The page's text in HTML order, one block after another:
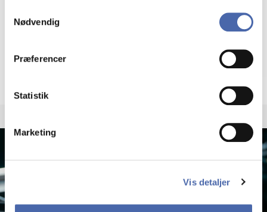
markedsføring. Du bestemmer selv - og kan altid trække
Nødvendig
Præferencer
Statistik
Marketing
Vis detaljer
Re­lea­se of New Book: Job Qua­li­ty in a
Tur­bu­lent Era
Se nyhed Re­lea­se of New Book: Job Qua­li­ty in a